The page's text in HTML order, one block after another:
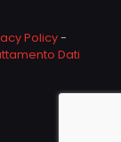
Policy-
Dati